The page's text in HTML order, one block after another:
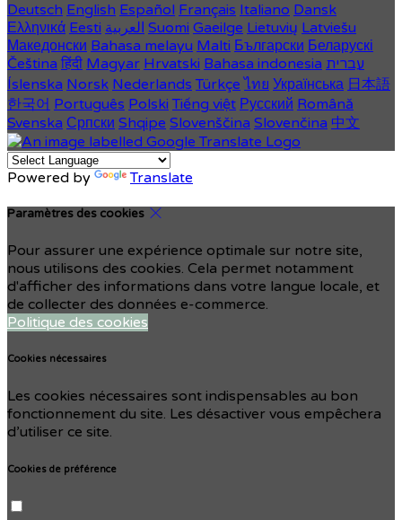
Deutsch English Español Français Italiano Dansk
Ελληνικά Eesti العربية Suomi Gaeilge Lietuvių Latviešu
Македонски Bahasa melayu Malti Български Беларускі
Čeština हिंदी Magyar Hrvatski Bahasa indonesia עברית
Íslenska Norsk Nederlands Türkçe ไทย Українська 日本語
한국어 Português Polski Tiếng việt Русский Română
Svenska Српски Shqipe Slovenščina Slovenčina 中文
Powered by Translate
Paramètres des cookies
Pour assurer une expérience optimale sur notre site,
nous utilisons des cookies. Cela permet notamment
d'afficher des informations dans votre langue locale, et
de collecter des données e-commerce.
Politique des cookies
Cookies nécessaires
Les cookies nécessaires sont indispensables au bon
fonctionnement du site. Les désactiver vous empêchera
d’utiliser ce site.
Cookies de préférence